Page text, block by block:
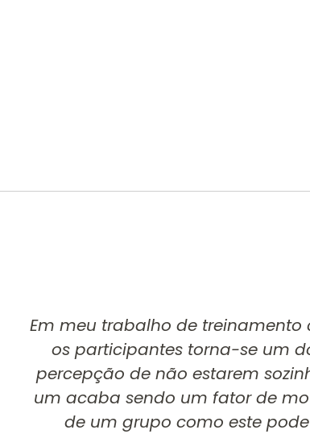
Em meu trabalho de
os participantes torna-se um
percepção de não estarem
um acaba sendo um fator de
de um grupo como este